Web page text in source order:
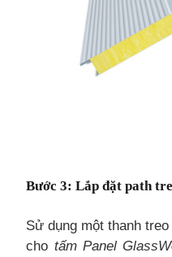
Bước 3: Lắp đặt path
Sử dụng một thanh
cho tấm Panel